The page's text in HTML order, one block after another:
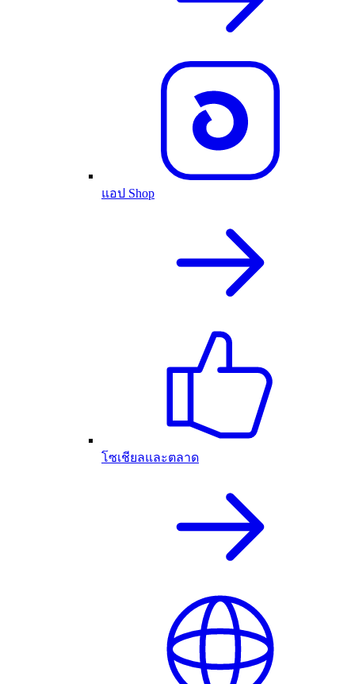
แอป Shop
โซเชียลและตลาด